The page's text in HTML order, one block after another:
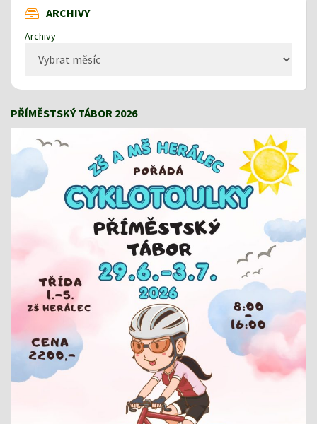
ARCHIVY
Archivy
PŘÍMĚSTSKÝ TÁBOR 2026